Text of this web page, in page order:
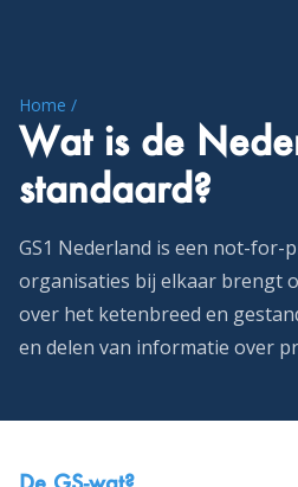
Home /
Wat is de
standaard?
GS1 Nederland is een not-for-
organisaties bij elkaar brengt
over het ketenbreed en
en delen van informatie over